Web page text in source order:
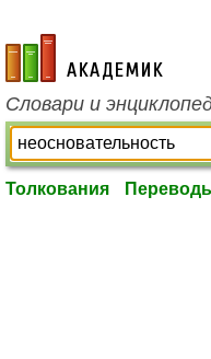
academic.ru
Словари и
Толкования